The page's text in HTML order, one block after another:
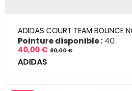
ADIDAS COURT TEAM BOUNCE
Prix
40,00 €
Prix
de
80,00 €
Pointure disponible : 40
ADIDAS